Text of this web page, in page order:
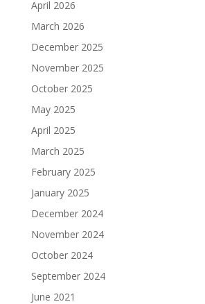
April 2026
March 2026
December 2025
November 2025
October 2025
May 2025
April 2025
March 2025
February 2025
January 2025
December 2024
November 2024
October 2024
September 2024
June 2021